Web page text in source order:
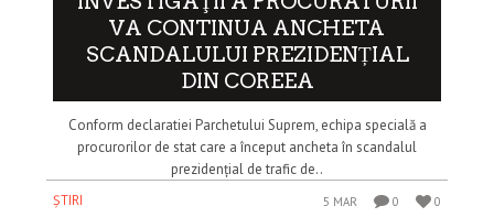
VA CONTINUA ANCHETA
SCANDALULUI PREZIDENȚIAL
DIN COREEA
Conform declaratiei Parchetului Suprem, echipa specială a
procurorilor de stat care a început ancheta în scandalul
prezidențial de trafic de..
ȘTIRI
5 MAR 0 0